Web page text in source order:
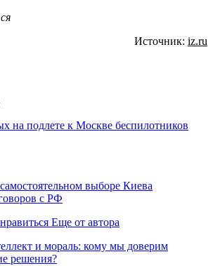
Источник: iz.ru
на подлете к Москве беспилотников
выборе Киева
с РФ
Еще от автора
и мораль: кому мы доверим
решения?